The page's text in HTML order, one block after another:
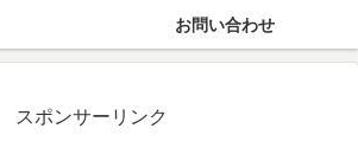
お問い合わせ
スポンサーリンク